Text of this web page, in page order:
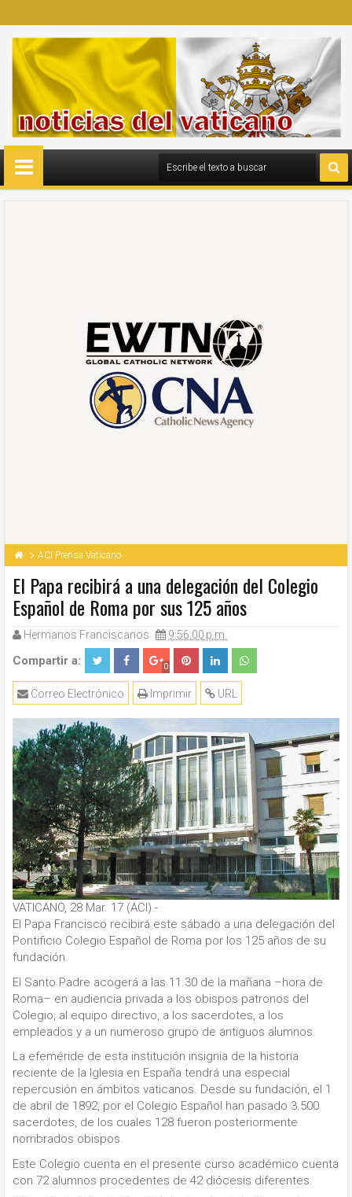
ACI Prensa Vaticano
El Papa recibirá a una delegación del Colegio
Español de Roma por sus 125 años
Hermanos Franciscanos 9:56:00 p.m.
Compartir a: 0
URL
Imprimir
Correo Electrónico
VATICANO, 28 Mar. 17 (ACI).-
El Papa Francisco recibirá este sábado a una delegación del
Pontificio Colegio Español de Roma por los 125 años de su
fundación.
El Santo Padre acogerá a las 11.30 de la mañana –hora de
Roma– en audiencia privada a los obispos patronos del
Colegio, al equipo directivo, a los sacerdotes, a los
empleados y a un numeroso grupo de antiguos alumnos.
La efeméride de esta institución insignia de la historia
reciente de la Iglesia en España tendrá una especial
repercusión en ámbitos vaticanos. Desde su fundación, el 1
de abril de 1892, por el Colegio Español han pasado 3.500
sacerdotes, de los cuales 128 fueron posteriormente
nombrados obispos.
Este Colegio cuenta en el presente curso académico cuenta
con 72 alumnos procedentes de 42 diócesis diferentes.